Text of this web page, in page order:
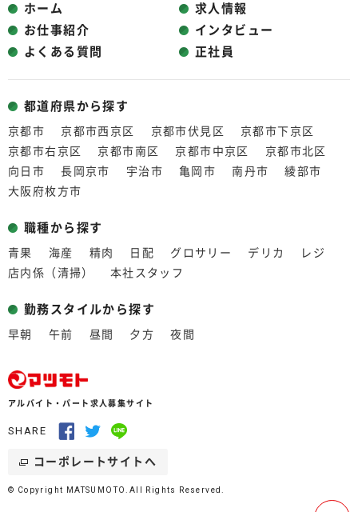
ホーム
求人情報
お仕事紹介
インタビュー
よくある質問
正社員
都道府県から探す
京都市 京都市西京区 京都市伏見区
京都市下京区
京都市右京区
京都市南区 京都市中京区
京都市北区
向日市
長岡京市 宇治市 亀岡市 南丹市
綾部市
大阪府枚方市
職種から探す
青果 海産 精肉 日配 グロサリー デリカ
レジ
店内係（清掃）
本社スタッフ
勤務スタイルから探す
早朝 午前 昼間 夕方 夜間
アルバイト・パート求人募集サイト
SHARE
コーポレートサイトへ
© Copyright MATSUMOTO.All Rights Reserved.